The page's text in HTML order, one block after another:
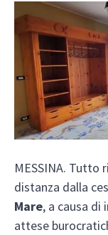
MESSINA. Tutto
distanza dalla
Mare, a causa di
attese